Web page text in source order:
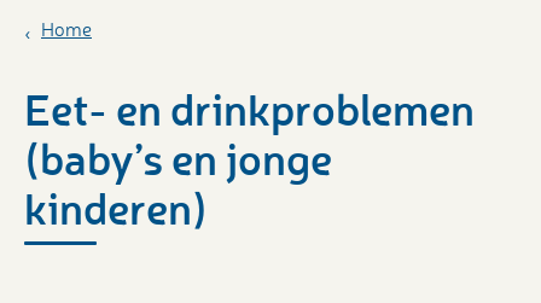
Home
Eet- en drinkproblemen
(baby’s en jonge
kinderen)